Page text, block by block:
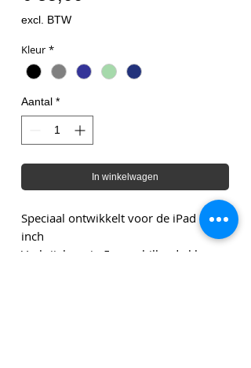
excl. BTW
Kleur *
Aantal *
In winkelwagen
Speciaal ontwikkelt voor de iPad 10,2
inch
Verkrijgbaar in 5 verschillende kleuren